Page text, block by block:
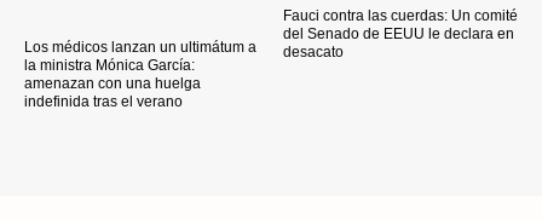
Los médicos lanzan un ultimátum a
la ministra Mónica García:
amenazan con una huelga
indefinida tras el verano
Fauci contra las cuerdas: Un comité
del Senado de EEUU le declara en
desacato